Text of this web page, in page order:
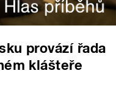
provází řada
klášteře